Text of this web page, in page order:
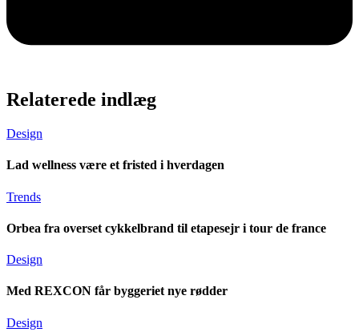
Relaterede indlæg
Design
Lad wellness være et fristed i hverdagen
Trends
Orbea fra overset cykkelbrand til etapesejr i tour de france
Design
Med REXCON får byggeriet nye rødder
Design